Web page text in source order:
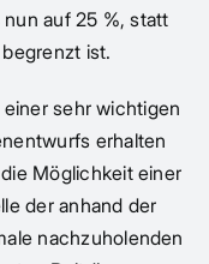
auf 25 %, statt
ist.
sehr wichtigen
erhalten
Möglichkeit einer
der anhand der
nachzuholenden